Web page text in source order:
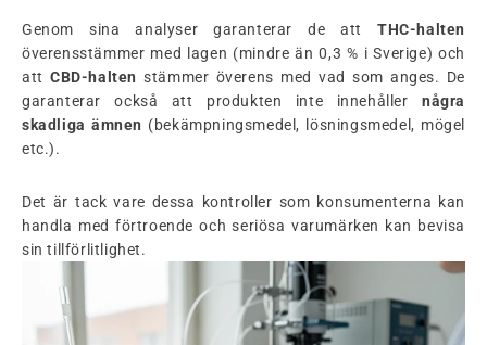
Genom sina analyser garanterar de att THC-halten
överensstämmer med lagen (mindre än 0,3 % i Sverige) och
att CBD-halten stämmer överens med vad som anges. De
garanterar också att produkten inte innehåller några
skadliga ämnen (bekämpningsmedel, lösningsmedel, mögel
etc.).
Det är tack vare dessa kontroller som konsumenterna kan
handla med förtroende och seriösa varumärken kan bevisa
sin tillförlitlighet.